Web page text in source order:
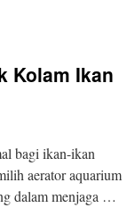
Kolam Ikan
bagi ikan-ikan
aerator aquarium
dalam menjaga …